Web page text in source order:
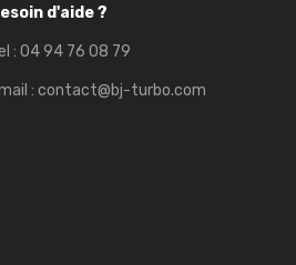
d'aide ?
: 04 94 76 08 79
: contact@bj-turbo.com